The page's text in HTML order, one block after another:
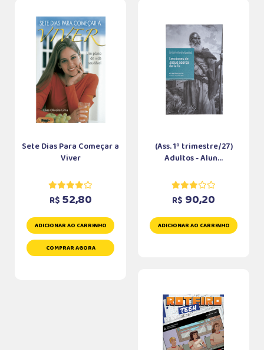
Sete Dias Para Começar a
Viver
R$ 52,80
ADICIONAR AO CARRINHO
COMPRAR AGORA
(Ass. 1º trimestre/27)
Adultos - Alun...
R$ 90,20
ADICIONAR AO CARRINHO